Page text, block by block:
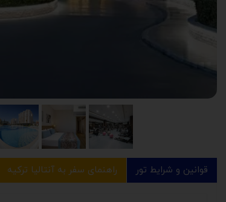
قوانین و شرایط تور راهنمای سفر به آنتالیا ترکیه